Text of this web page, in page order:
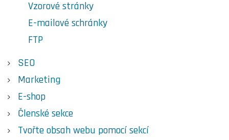
Vzorové stránky
E-mailové schránky
FTP
SEO
Marketing
E-shop
Členské sekce
Tvořte obsah webu pomocí sekcí